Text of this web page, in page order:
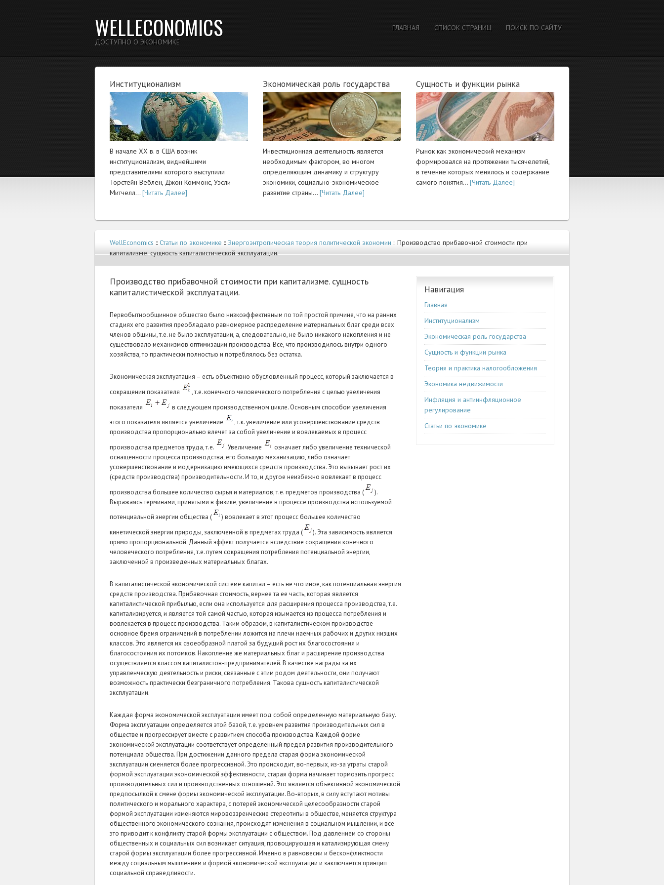
WELLECONOMICS
ДОСТУПНО О ЭКОНОМИКЕ
ГЛАВНАЯ СПИСОК СТРАНИЦ ПОИСК ПО САЙТУ
Институционализм
В начале XX в. в США возник
институционализм, виднейшими
представителями которого выступили
Торстейн Веблен, Джон Коммонс, Уэсли
Митчелл… [Читать Далее]
Экономическая роль государства
Инвестиционная деятельность является
необходимым фактором, во многом
определяющим динамику и структуру
экономики, социально-экономическое
развитие страны… [Читать Далее]
Сущность и функции рынка
Рынок как экономический механизм
формировался на протяжении тысячелетий,
в течение которых менялось и содержание
самого понятия… [Читать Далее]
WellEconomics :: Статьи по экономике :: Энергоэнтропическая теория политической экономии :: Производство прибавочной стоимости при
капитализме. сущность капиталистической эксплуатации.
Производство прибавочной стоимости при капитализме. сущность
капиталистической эксплуатации.
Первобытнообщинное общество было низкоэффективным по той простой причине, что на ранних
стадиях его развития преобладало равномерное распределение материальных благ среди всех
членов общины, т.е. не было эксплуатации, а, следовательно, не было никакого накопления и не
существовало механизмов оптимизации производства. Все, что производилось внутри одного
хозяйства, то практически полностью и потреблялось без остатка.
Экономическая эксплуатация – есть объективно обусловленный процесс, который заключается в
сокращении показателя
, т.е. конечного человеческого потребления с целью увеличения
показателя
в следующем производственном цикле. Основным способом увеличения
этого показателя является увеличение
, т.к. увеличение или усовершенствование средств
производства пропорционально влечет за собой увеличение и вовлекаемых в процесс
производства предметов труда, т.е.
. Увеличение
означает либо увеличение технической
оснащенности процесса производства, его большую механизацию, либо означает
усовершенствование и модернизацию имеющихся средств производства. Это вызывает рост их
(средств производства) производительности. И то, и другое неизбежно вовлекает в процесс
производства большее количество сырья и материалов, т.е. предметов производства (
).
Выражаясь терминами, принятыми в физике, увеличение в процессе производства используемой
потенциальной энергии общества (
) вовлекает в этот процесс большее количество
кинетической энергии природы, заключенной в предметах труда (
). Эта зависимость является
прямо пропорциональной. Данный эффект получается вследствие сокращения конечного
человеческого потребления, т.е. путем сокращения потребления потенциальной энергии,
заключенной в произведенных материальных благах.
В капиталистической экономической системе капитал – есть не что иное, как потенциальная энергия
средств производства. Прибавочная стоимость, вернее та ее часть, которая является
капиталистической прибылью, если она используется для расширения процесса производства, т.е.
капитализируется, и является той самой частью, которая изымается из процесса потребления и
вовлекается в процесс производства. Таким образом, в капиталистическом производстве
основное бремя ограничений в потреблении ложится на плечи наемных рабочих и других низших
классов. Это является их своеобразной платой за будущий рост их благосостояния и
благосостояния их потомков. Накопление же материальных благ и расширение производства
осуществляется классом капиталистов-предпринимателей. В качестве награды за их
управленческую деятельность и риски, связанные с этим родом деятельности, они получают
возможность практически безграничного потребления. Такова сущность капиталистической
эксплуатации.
Каждая форма экономической эксплуатации имеет под собой определенную материальную базу.
Форма эксплуатации определяется этой базой, т.е. уровнем развития производительных сил в
обществе и прогрессирует вместе с развитием способа производства. Каждой форме
экономической эксплуатации соответствует определенный предел развития производительного
потенциала общества. При достижении данного предела старая форма экономической
эксплуатации сменяется более прогрессивной. Это происходит, во-первых, из-за утраты старой
формой эксплуатации экономической эффективности, старая форма начинает тормозить прогресс
производительных сил и производственных отношений. Это является объективной экономической
предпосылкой к смене формы экономической эксплуатации. Во-вторых, в силу вступают мотивы
политического и морального характера, с потерей экономической целесообразности старой
формой эксплуатации изменяются мировоззренческие стереотипы в обществе, меняется структура
общественного экономического сознания, происходят изменения в социальном мышлении, и все
это приводит к конфликту старой формы эксплуатации с обществом. Под давлением со стороны
общественных и социальных сил возникает ситуация, провоцирующая и катализирующая смену
старой формы эксплуатации более прогрессивной. Именно в равновесии и бесконфликтности
между социальным мышлением и формой экономической эксплуатации и заключается принцип
социальной справедливости.
Навигация
Главная
Институционализм
Экономическая роль государства
Сущность и функции рынка
Теория и практика налогообложения
Экономика недвижимости
Инфляция и антиинфляционное
регулирование
Статьи по экономике